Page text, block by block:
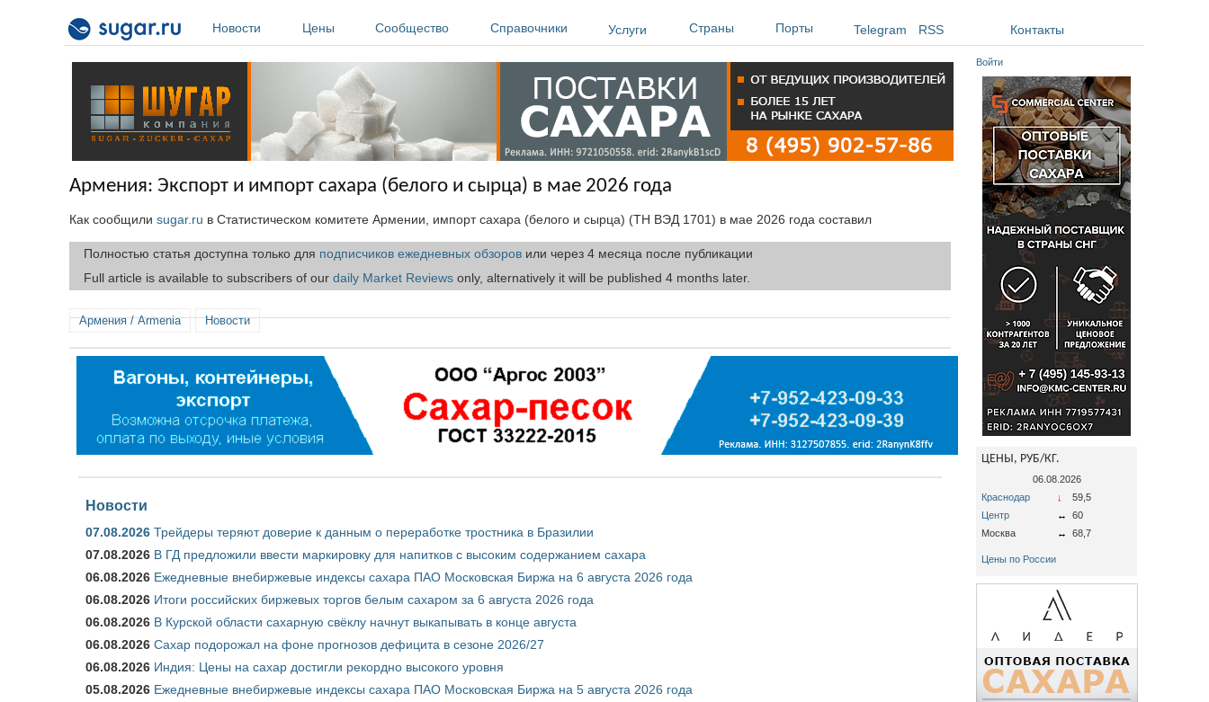
Новости
Цены Сообщество Справочники Услуги Страны Порты Telegram RSS Контакты
Армения: Экспорт и импорт сахара (белого и сырца) в мае 2026 года
Как сообщили sugar.ru в Статистическом комитете Армении, импорт сахара (белого и сырца) (ТН ВЭД 1701) в мае 2026 года составил
Полностью статья доступна только для подписчиков ежедневных обзоров или через 4 месяца после публикации
Full article is available to subscribers of our daily Market Reviews only, alternatively it will be published 4 months later.
Армения / Armenia Новости
Новости
07.08.2026 Трейдеры теряют доверие к данным о переработке тростника в Бразилии
07.08.2026 В ГД предложили ввести маркировку для напитков с высоким содержанием сахара
06.08.2026 Ежедневные внебиржевые индексы сахара ПАО Московская Биржа на 6 августа 2026 года
06.08.2026 Итоги российских биржевых торгов белым сахаром за 6 августа 2026 года
06.08.2026 В Курской области сахарную свёклу начнут выкапывать в конце августа
06.08.2026 Сахар подорожал на фоне прогнозов дефицита в сезоне 2026/27
06.08.2026 Индия: Цены на сахар достигли рекордно высокого уровня
05.08.2026 Ежедневные внебиржевые индексы сахара ПАО Московская Биржа на 5 августа 2026 года
Войти
ЦЕНЫ, РУБ/КГ.
06.08.2026
Краснодар
↓
59,5
Центр
↔
60
Москва
↔ 68,7
Цены по России